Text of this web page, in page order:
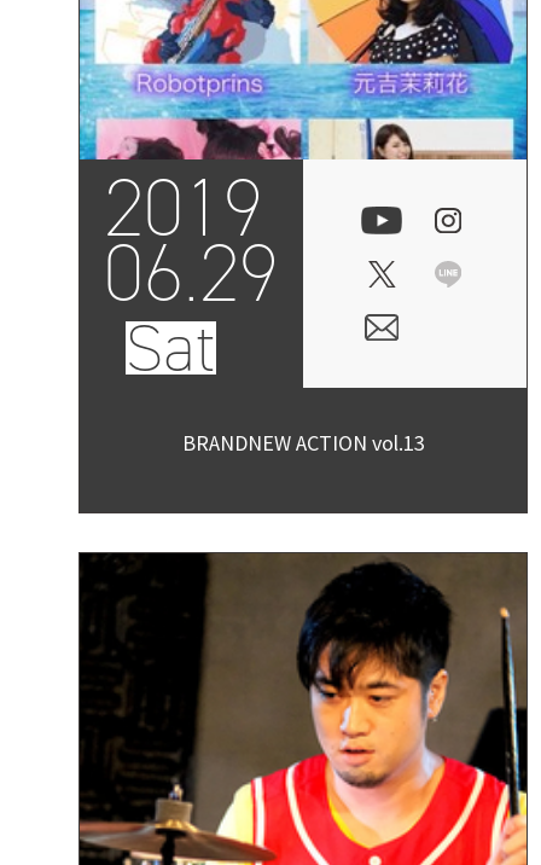
2019
06.29
Sat
BRANDNEW ACTION vol.13